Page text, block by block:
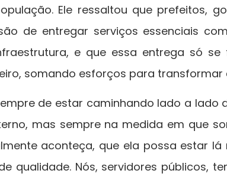
Ele ressaltou que prefeitos,
de entregar serviços essenciais
e que essa entrega só
somando esforços para transformar
de estar caminhando lado a lado
mas sempre na medida em que
aconteça, que ela possa estar
qualidade. Nós, servidores públicos,